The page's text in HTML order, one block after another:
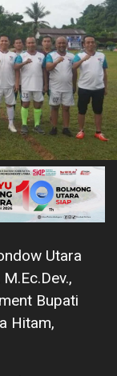
Utara
Bupati
Hitam,